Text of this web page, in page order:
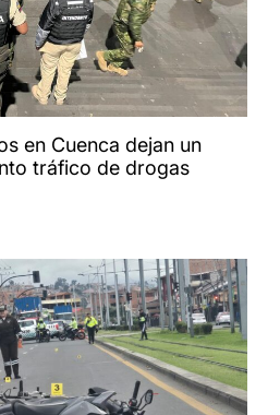
en Cuenca dejan un
tráfico de drogas